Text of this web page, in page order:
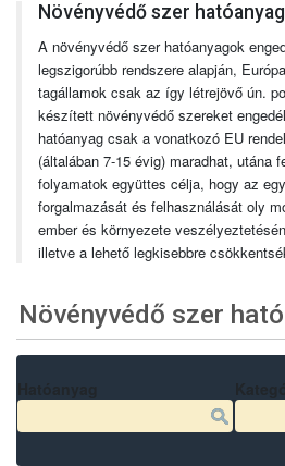
Növényvédő szer
A növényvédő szer hatóanyagok
legszigorúbb rendszere alapján,
tagállamok csak az így létrejövő ún.
készített növényvédő szereket
hatóanyag csak a vonatkozó EU
(általában 7-15 évig) maradhat,
folyamatok együttes célja, hogy az
forgalmazását és felhasználását oly
ember és környezete
illetve a lehető legkisebbre
Növényvédő szer